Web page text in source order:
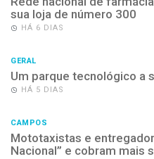
sua loja de número 300
HÁ 6 DIAS
GERAL
Um parque tecnológico a
HÁ 5 DIAS
CAMPOS
Mototaxistas e
Nacional” e cobram mais